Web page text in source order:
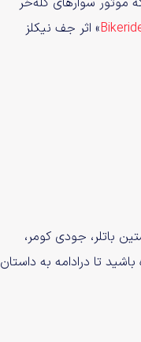
» اثر جف نیکلز
باتلر، جودی کومر،
باشید تا درادامه به داستان